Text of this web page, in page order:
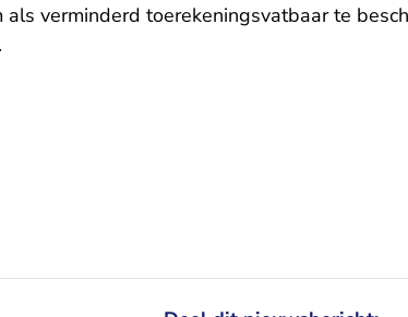
verminderd toerekeningsvatbaar te